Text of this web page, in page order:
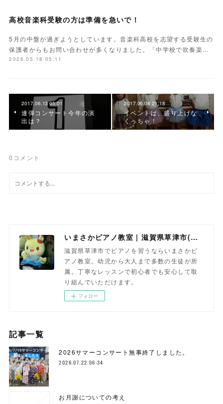
高校音楽科受験の方は準備を急いで！
5月の中盤が過ぎようとしています。音楽科高校を志望する受験生の
保護者からもお問い合わせが多くなりました。「中学校で吹奏楽…
2026.05.18 05:11
2017.06.13 05:01
連弾コンサート今年の演
出は？
2017.06.08 21:18
イベントは、盛り上げな
くっちゃ！
0 コメント
いまさかピアノ教室 | 滋賀県草津市(南草津)のピアノ教室
滋賀県草津市でピアノを習うならいまさかピ
アノ教室。幼児から大人まで多数の生徒が所
属。丁寧なレッスンで初心者でも安心して取
り組んでいただけます。
フォロー
記事一覧
2026サマーコンサート無事終了しました。
2026.07.22 06:34
お月謝についての考え